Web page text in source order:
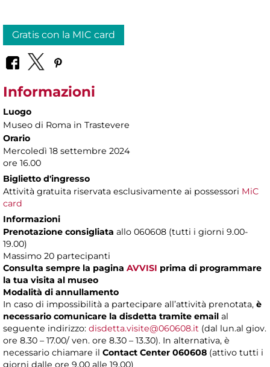
Gratis con la MIC card
Informazioni
Luogo
Museo di Roma in Trastevere
Orario
Mercoledì 18 settembre 2024
ore 16.00
Biglietto d'ingresso
Attività gratuita riservata esclusivamente ai possessori MiC
card
Informazioni
Prenotazione consigliata allo 060608 (tutti i giorni 9.00-
19.00)
Massimo 20 partecipanti
Consulta sempre la pagina AVVISI prima di programmare
la tua visita al museo
Modalità di annullamento
In caso di impossibilità a partecipare all’attività prenotata, è
necessario comunicare la disdetta tramite email al
seguente indirizzo: disdetta.visite@060608.it (dal lun.al giov.
ore 8.30 – 17.00/ ven. ore 8.30 – 13.30). In alternativa, è
necessario chiamare il Contact Center 060608 (attivo tutti i
giorni dalle ore 9.00 alle 19.00)